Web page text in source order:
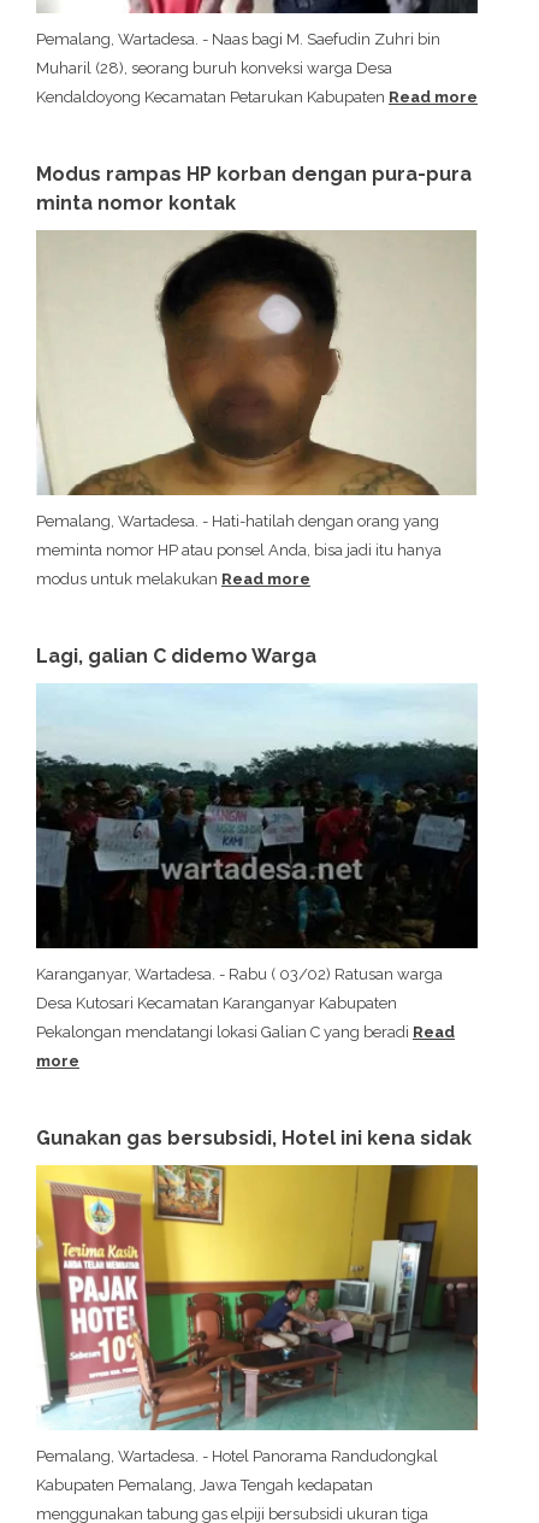
Pemalang, Wartadesa. - Naas bagi M. Saefudin Zuhri bin
Muharil (28), seorang buruh konveksi warga Desa
Kendaldoyong Kecamatan Petarukan Kabupaten Read more
Modus rampas HP korban dengan pura-pura
minta nomor kontak
Pemalang, Wartadesa. - Hati-hatilah dengan orang yang
meminta nomor HP atau ponsel Anda, bisa jadi itu hanya
modus untuk melakukan Read more
Lagi, galian C didemo Warga
Karanganyar, Wartadesa. - Rabu ( 03/02) Ratusan warga
Desa Kutosari Kecamatan Karanganyar Kabupaten
Pekalongan mendatangi lokasi Galian C yang beradi Read
more
Gunakan gas bersubsidi, Hotel ini kena sidak
Pemalang, Wartadesa. - Hotel Panorama Randudongkal
Kabupaten Pemalang, Jawa Tengah kedapatan
menggunakan tabung gas elpiji bersubsidi ukuran tiga